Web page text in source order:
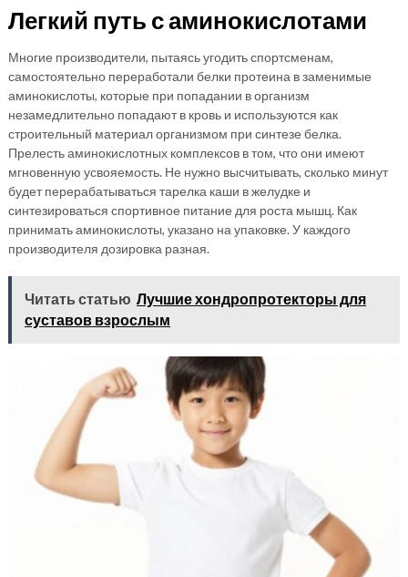
Легкий путь с аминокислотами
Многие производители, пытаясь угодить спортсменам,
самостоятельно переработали белки протеина в заменимые
аминокислоты, которые при попадании в организм
незамедлительно попадают в кровь и используются как
строительный материал организмом при синтезе белка.
Прелесть аминокислотных комплексов в том, что они имеют
мгновенную усвояемость. Не нужно высчитывать, сколько минут
будет перерабатываться тарелка каши в желудке и
синтезироваться спортивное питание для роста мышц. Как
принимать аминокислоты, указано на упаковке. У каждого
производителя дозировка разная.
Читать статью Лучшие хондропротекторы для
суставов взрослым